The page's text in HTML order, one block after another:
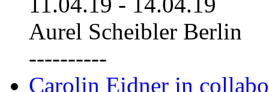
Aurel Scheibler Berlin
----------
Carolin Eidner in